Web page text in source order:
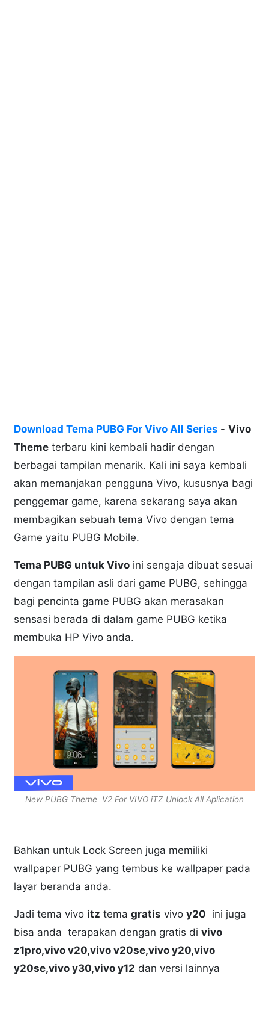
Download Tema PUBG For Vivo All Series -Vivo
Theme terbaru kini kembali hadir dengan
berbagai tampilan menarik. Kali ini saya kembali
akan memanjakan pengguna Vivo, kususnya bagi
penggemar game, karena sekarang saya akan
membagikan sebuah tema Vivo dengan tema
Game yaitu PUBG Mobile.
Tema PUBG untuk Vivo ini sengaja dibuat sesuai
dengan tampilan asli dari game PUBG, sehingga
bagi pencinta game PUBG akan merasakan
sensasi berada di dalam game PUBG ketika
membuka HP Vivo anda.
New PUBG Theme V2 For VIVO iTZ Unlock All Aplication
Bahkan untuk Lock Screen juga memiliki
wallpaper PUBG yang tembus ke wallpaper pada
layar beranda anda.
Jadi tema vivo itz tema gratis vivo y20 ini juga
bisa anda terapakan dengan gratis divivo
z1pro,vivo v20,vivo v20se,vivo y20,vivo
y20se,vivo y30,vivo y12 dan versi lainnya